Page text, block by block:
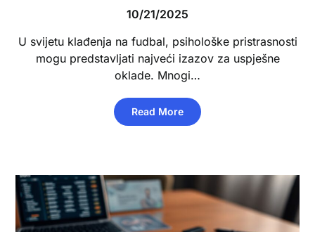
10/21/2025
U svijetu klađenja na fudbal, psihološke pristrasnosti
mogu predstavljati najveći izazov za uspješne
oklade. Mnogi…
Read More